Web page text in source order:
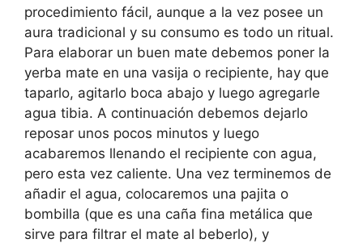
procedimiento fácil, aunque a la vez posee un
aura tradicional y su consumo es todo un ritual.
Para elaborar un buen mate debemos poner la
yerba mate en una vasija o recipiente, hay que
taparlo, agitarlo boca abajo y luego agregarle
agua tibia. A continuación debemos dejarlo
reposar unos pocos minutos y luego
acabaremos llenando el recipiente con agua,
pero esta vez caliente. Una vez terminemos de
añadir el agua, colocaremos una pajita o
bombilla (que es una caña fina metálica que
sirve para filtrar el mate al beberlo), y